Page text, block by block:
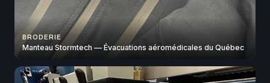
BRODERIE
Manteau Stormtech — Évacuations aéromédicales du Québec